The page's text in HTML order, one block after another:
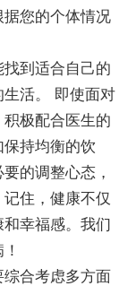
您的个体情况
到适合自己的
活。 即使面对
极配合医生的
持均衡的饮
的调整心态，
住，健康不仅
幸福感。我们
合考虑多方面